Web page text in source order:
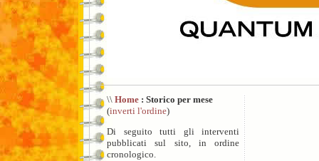
\\ Home : Storico per mese
(inverti l'ordine)
Di seguito tutti gli interventi
pubblicati sul sito, in ordine
cronologico.